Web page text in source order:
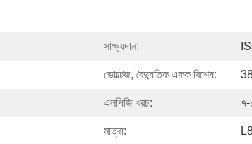
সাক্ষ্যদান:
ভোল্টেজ, বৈদ্যুতিক একক বিশেষ:
এলপিজি খরচ: ৭-
মাত্রা: